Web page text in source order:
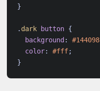
}
. dark button {
background : #144098
color: #fff;
}